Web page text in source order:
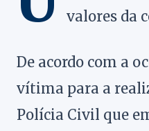
valores da
De acordo com a
vítima para a
Polícia Civil que